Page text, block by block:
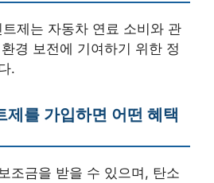
제는 자동차 연료 소비와 관
경 보전에 기여하기 위한 정
.
제를 가입하면 어떤 혜택
조금을 받을 수 있으며, 탄소